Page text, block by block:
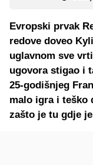
Evropski prvak
redove doveo
uglavnom sve
ugovora stigao i
25-godišnjeg
malo igra i teško
zašto je tu gdje